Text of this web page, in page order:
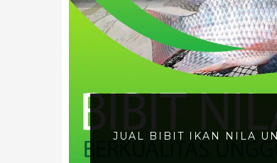
JUAL BIBIT IKAN NILA